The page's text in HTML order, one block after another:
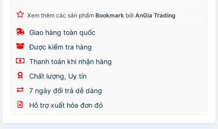
Xem thêm các sản phẩm Bookmark bởi AnGia Trading
Giao hàng toàn quốc
Được kiểm tra hàng
Thanh toán khi nhận hàng
Chất lượng, Uy tín
7 ngày đổi trả dễ dàng
Hỗ trợ xuất hóa đơn đỏ